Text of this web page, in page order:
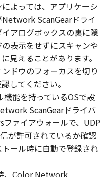
ンパイル、逆アセン
ジニアリング等する
三者にこのような行
。
ア」に含まれるキヤ
センサーの著作権表
は削除してはなりま
権原および所有権
ンまたはキヤノンの
よっては、アプリケーシ
ScanGearドライ
アログボックスの裏に隠
表示をせずにスキャンや
見えることがあります。
ドウのフォーカスを切り
してください。
機能を持っているOSで設
ScanGearドライバ
ァイアウォールで、UDP
が許可されているか確認
ール時に自動で登録され
、Color Network